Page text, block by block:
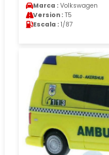
Marca : Volkswagen
Version : T5
Escala : 1/87